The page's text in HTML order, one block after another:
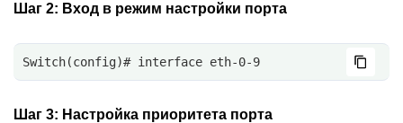
Шаг 2: Вход в режим настройки порта
Switch(config)# interface eth-0-9
Шаг 3: Настройка приоритета порта